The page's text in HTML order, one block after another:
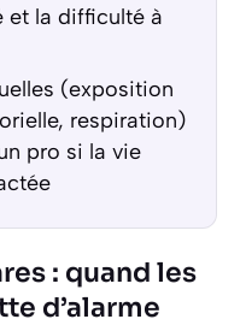
et la difficulté à
(exposition
respiration)
pro si la vie
: quand les
d’alarme